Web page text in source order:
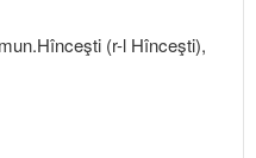
(r-l Hînceşti),